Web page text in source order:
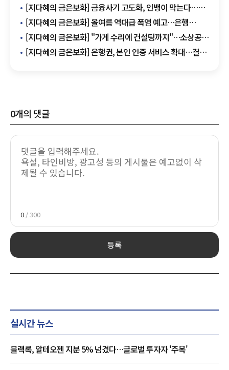
[지다혜의 금은보화] 금융사기 고도화, 인뱅이 막는다…
카카오·케이·토스 서비스 비교해 보니
[지다혜의 금은보화] 올여름 역대급 폭염 예고…은행
'무더위 쉼터' 이용하세요
[지다혜의 금은보화] "가게 수리에 컨설팅까지"…소상공인
지원 속도 내는 은행들
[지다혜의 금은보화] 은행권, 본인 인증 서비스 확대…결제
0개의 댓글
0 / 300
등록
실시간 뉴스
블랙록, 알테오젠 지분 5% 넘겼다…글로벌 투자자 '주목'